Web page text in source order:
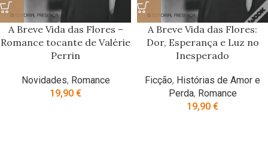
A Breve Vida das Flores –
Romance tocante de Valérie
Perrin
Novidades, Romance
19,90 €
A Breve Vida das Flores:
Dor, Esperança e Luz no
Inesperado
Ficção, Histórias de Amor e
Perda, Romance
19,90 €